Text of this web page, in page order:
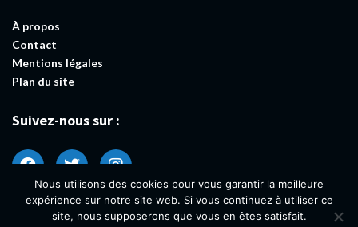
À propos
Contact
Mentions légales
Plan du site
Suivez-nous sur :
Nous utilisons des cookies pour vous garantir la meilleure
expérience sur notre site web. Si vous continuez à utiliser ce
site, nous supposerons que vous en êtes satisfait.